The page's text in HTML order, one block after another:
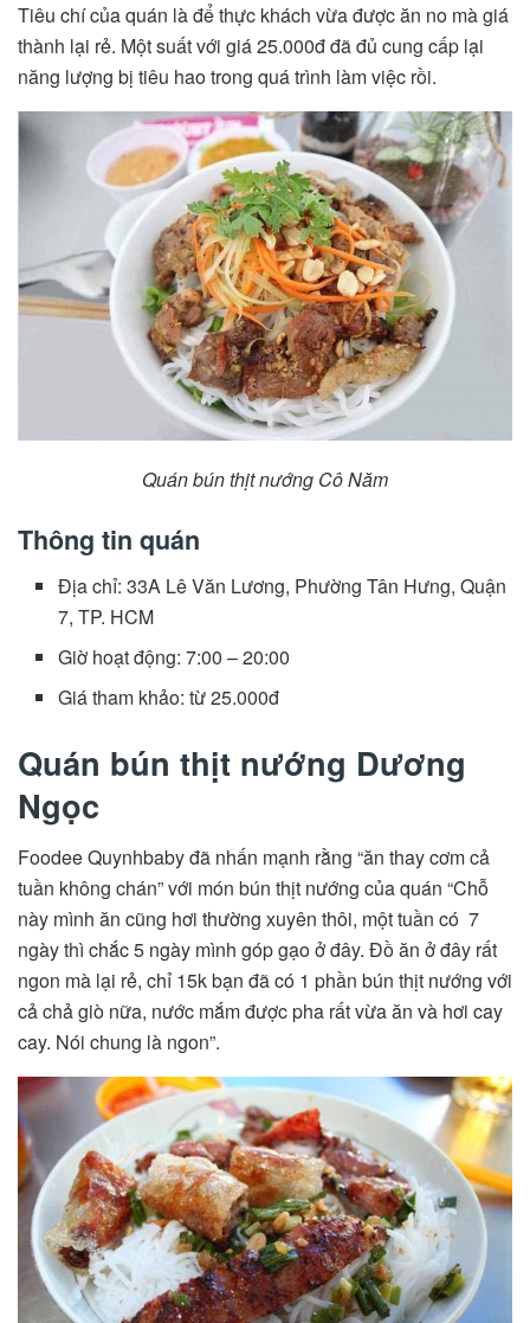
Tiêu chí của quán là để thực khách vừa được ăn no mà giá
thành lại rẻ. Một suất với giá 25.000đ đã đủ cung cấp lại
năng lượng bị tiêu hao trong quá trình làm việc rồi.
Quán bún thịt nướng Cô Năm
Thông tin quán
Địa chỉ: 33A Lê Văn Lương, Phường Tân Hưng, Quận
7, TP. HCM
Giờ hoạt động: 7:00 – 20:00
Giá tham khảo: từ 25.000đ
Quán bún thịt nướng Dương
Ngọc
Foodee Quynhbaby đã nhấn mạnh rằng “ăn thay cơm cả
tuần không chán” với món bún thịt nướng của quán “Chỗ
này mình ăn cũng hơi thường xuyên thôi, một tuần có 7
ngày thì chắc 5 ngày mình góp gạo ở đây. Đồ ăn ở đây rất
ngon mà lại rẻ, chỉ 15k bạn đã có 1 phần bún thịt nướng với
cả chả giò nữa, nước mắm được pha rất vừa ăn và hơi cay
cay. Nói chung là ngon”.